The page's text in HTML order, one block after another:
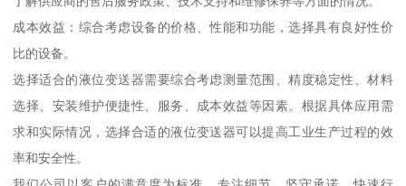
成本效益：综合考虑设备的价格、性能和功能，选择具有良好性价
比的设备。
选择适合的液位变送器需要综合考虑测量范围、精度稳定性、材料
选择、安装维护便捷性、服务、成本效益等因素。根据具体应用需
求和实际情况，选择合适的液位变送器可以提高工业生产过程的效
率和安全性。